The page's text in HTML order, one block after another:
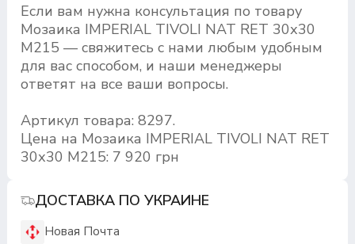
Если вам нужна консультация по товару
Мозаика IMPERIAL TIVOLI NAT RET 30х30
M215 — свяжитесь с нами любым удобным
для вас способом, и наши менеджеры
ответят на все ваши вопросы.
Артикул товара: 8297.
Цена на Мозаика IMPERIAL TIVOLI NAT RET
30х30 M215: 7 920 грн
ДОСТАВКА ПО УКРАИНЕ
Новая Почта